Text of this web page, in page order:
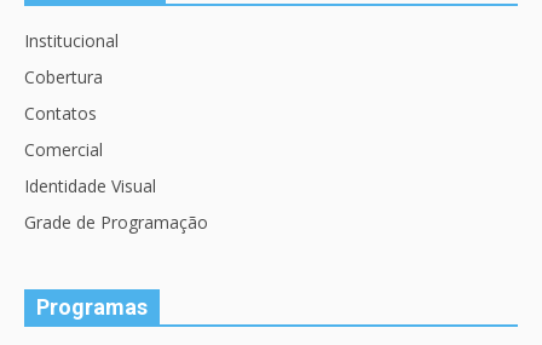
Institucional
Cobertura
Contatos
Comercial
Identidade Visual
Grade de Programação
Programas